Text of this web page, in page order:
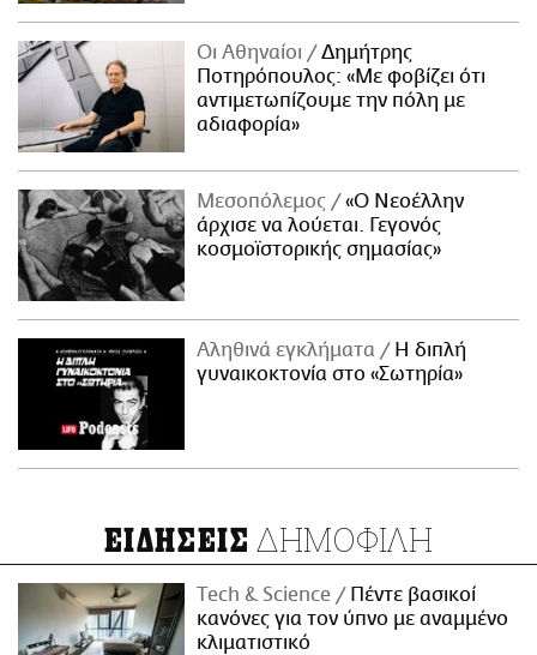
Οι Αθηναίοι
Δημήτρης
Ποτηρόπουλος: «Με φοβίζει ότι
αντιμετωπίζουμε την πόλη με
αδιαφορία»
Μεσοπόλεμος
«Ο Νεοέλλην
άρχισε να λούεται. Γεγονός
κοσμοϊστορικής σημασίας»
Αληθινά εγκλήματα
Η διπλή
γυναικοκτονία στο «Σωτηρία»
ΕΙΔΗΣΕΙΣ ΔΗΜΟΦΙΛΗ
Τech & Science
Πέντε βασικοί
κανόνες για τον ύπνο με αναμμένο
κλιματιστικό